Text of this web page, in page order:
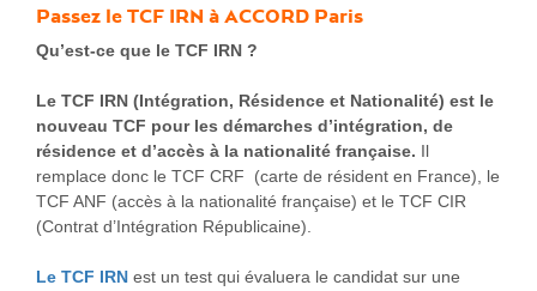
Passez le TCF IRN à ACCORD Paris
Qu’est-ce que le TCF IRN ?
Le TCF IRN (Intégration, Résidence et Nationalité) est le
nouveau TCF pour les démarches d’intégration, de
résidence et d’accès à la nationalité française. Il
remplace donc le TCF CRF (carte de résident en France), le
TCF ANF (accès à la nationalité française) et le TCF CIR
(Contrat d’Intégration Républicaine).
Le TCF IRN est un test qui évaluera le candidat sur une